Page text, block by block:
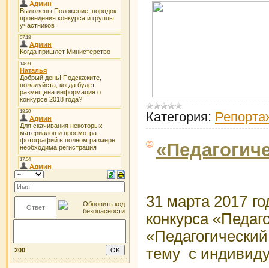
200
Категория:
31 марта 2017
конкурса
тему с